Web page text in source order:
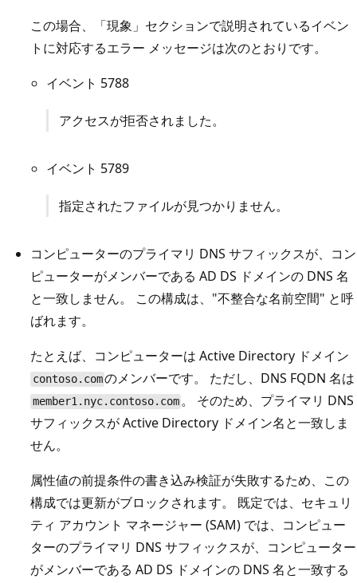
この場合、「現象」セクションで説明されているイベン
トに対応するエラー メッセージは次のとおりです。
イベント 5788
アクセスが拒否されました。
イベント 5789
指定されたファイルが見つかりません。
コンピューターのプライマリ DNS サフィックスが、コン
ピューターがメンバーである AD DS ドメインの DNS 名
と一致しません。 この構成は、"不整合な名前空間" と呼
ばれます。
たとえば、コンピューターは Active Directory ドメイン
contoso.comのメンバーです。 ただし、DNS FQDN 名は
member1.nyc.contoso.com 。 そのため、プライマリ DNS
サフィックスが Active Directory ドメイン名と一致しま
せん。
属性値の前提条件の書き込み検証が失敗するため、この
構成では更新がブロックされます。 既定では、セキュリ
ティ アカウント マネージャー (SAM) では、コンピュー
ターのプライマリ DNS サフィックスが、コンピューター
がメンバーである AD DS ドメインの DNS 名と一致する